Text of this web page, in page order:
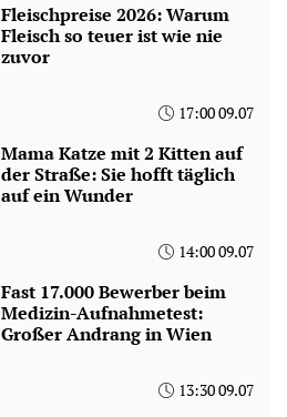
Fleischpreise 2026: Warum
Fleisch so teuer ist wie nie
zuvor
17:00 09.07
Mama Katze mit 2 Kitten auf
der Straße: Sie hofft täglich
auf ein Wunder
14:00 09.07
Fast 17.000 Bewerber beim
Medizin-Aufnahmetest:
Großer Andrang in Wien
13:30 09.07